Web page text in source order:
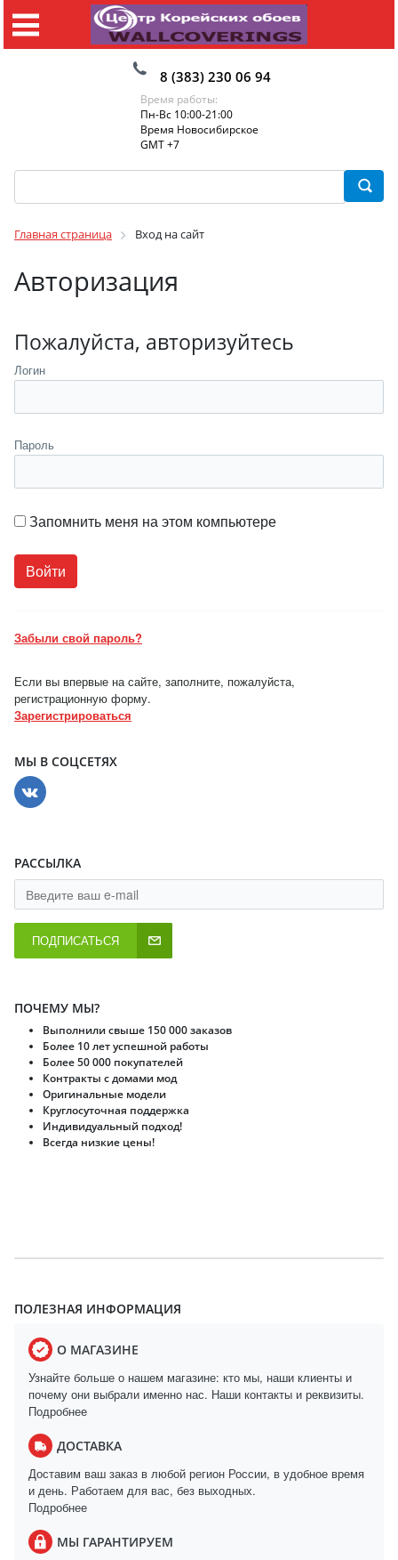
8 (383) 230 06 94
Время работы:
Пн-Вс 10:00-21:00
Время Новосибирское
GMT +7
Главная страница Вход на сайт
Авторизация
Пожалуйста, авторизуйтесь
Логин
Пароль
Запомнить меня на этом компьютере
Забыли свой пароль?
Если вы впервые на сайте, заполните, пожалуйста,
регистрационную форму.
Зарегистрироваться
МЫ В СОЦСЕТЯХ
РАССЫЛКА
ПОДПИСАТЬСЯ
ПОЧЕМУ МЫ?
Выполнили свыше 150 000 заказов
Более 10 лет успешной работы
Более 50 000 покупателей
Контракты с домами мод
Оригинальные модели
Круглосуточная поддержка
Индивидуальный подход!
Всегда низкие цены!
ПОЛЕЗНАЯ ИНФОРМАЦИЯ
О МАГАЗИНЕ
Узнайте больше о нашем магазине: кто мы, наши клиенты и
почему они выбрали именно нас. Наши контакты и реквизиты.
Подробнее
ДОСТАВКА
Доставим ваш заказ в любой регион России, в удобное время
и день. Работаем для вас, без выходных.
Подробнее
МЫ ГАРАНТИРУЕМ